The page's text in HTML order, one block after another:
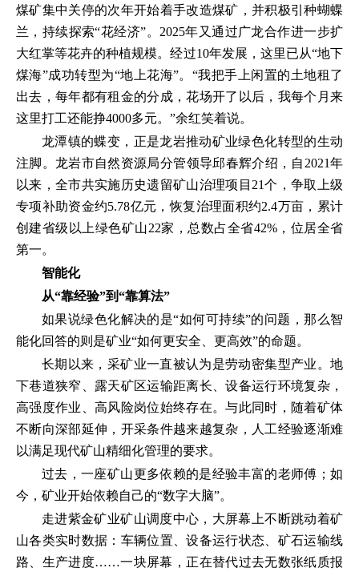
煤矿集中关停的次年开始着手改造煤矿，并积极引种蝴蝶
兰，持续探索“花经济”。2025年又通过广龙合作进一步扩
大红掌等花卉的种植规模。经过10年发展，这里已从“地下
煤海”成功转型为“地上花海”。“我把手上闲置的土地租了
出去，每年都有租金的分成，花场开了以后，我每个月来
这里打工还能挣4000多元。”余红笑着说。
龙潭镇的蝶变，正是龙岩推动矿业绿色化转型的生动
注脚。龙岩市自然资源局分管领导邱春辉介绍，自2021年
以来，全市共实施历史遗留矿山治理项目21个，争取上级
专项补助资金约5.78亿元，恢复治理面积约2.4万亩，累计
创建省级以上绿色矿山22家，总数占全省42%，位居全省
第一。
智能化
从“靠经验”到“靠算法”
如果说绿色化解决的是“如何可持续”的问题，那么智
能化回答的则是矿业“如何更安全、更高效”的命题。
长期以来，采矿业一直被认为是劳动密集型产业。地
下巷道狭窄、露天矿区运输距离长、设备运行环境复杂，
高强度作业、高风险岗位始终存在。与此同时，随着矿体
不断向深部延伸，开采条件越来越复杂，人工经验逐渐难
以满足现代矿山精细化管理的要求。
过去，一座矿山更多依赖的是经验丰富的老师傅；如
今，矿业开始依赖自己的“数字大脑”。
走进紫金矿业矿山调度中心，大屏幕上不断跳动着矿
山各类实时数据：车辆位置、设备运行状态、矿石运输线
路、生产进度……一块屏幕，正在替代过去无数张纸质报